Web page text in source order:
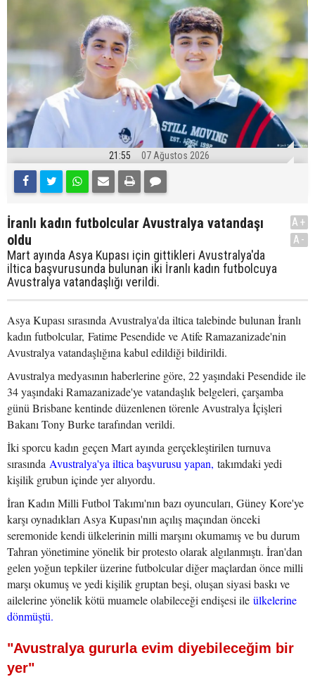
21:55 07 Ağustos 2026
İranlı kadın futbolcular Avustralya vatandaşı
oldu
Mart ayında Asya Kupası için gittikleri Avustralya'da
iltica başvurusunda bulunan iki İranlı kadın futbolcuya
Avustralya vatandaşlığı verildi.
A+
A-
Asya Kupası sırasında Avustralya'da iltica talebinde bulunan İranlı
kadın futbolcular, Fatime Pesendide ve Atife Ramazanizade'nin
Avustralya vatandaşlığına kabul edildiği bildirildi.
Avustralya medyasının haberlerine göre, 22 yaşındaki Pesendide ile
34 yaşındaki Ramazanizade'ye vatandaşlık belgeleri, çarşamba
günü Brisbane kentinde düzenlenen törenle Avustralya İçişleri
Bakanı Tony Burke tarafından verildi.
İki sporcu kadın geçen Mart ayında gerçekleştirilen turnuva
sırasında Avustralya'ya iltica başvurusu yapan, takımdaki yedi
kişilik grubun içinde yer alıyordu.
İran Kadın Milli Futbol Takımı'nın bazı oyuncuları, Güney Kore'ye
karşı oynadıkları Asya Kupası'nın açılış maçından önceki
seremonide kendi ülkelerinin milli marşını okumamış ve bu durum
Tahran yönetimine yönelik bir protesto olarak algılanmıştı. İran'dan
gelen yoğun tepkiler üzerine futbolcular diğer maçlardan önce milli
marşı okumuş ve yedi kişilik gruptan beşi, oluşan siyasi baskı ve
ailelerine yönelik kötü muamele olabileceği endişesi ile ülkelerine
dönmüştü.
"Avustralya gururla evim diyebileceğim bir
yer"